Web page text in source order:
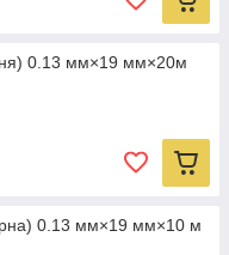
0.13 мм×19 мм×20м
0.13 мм×19 мм×10 м